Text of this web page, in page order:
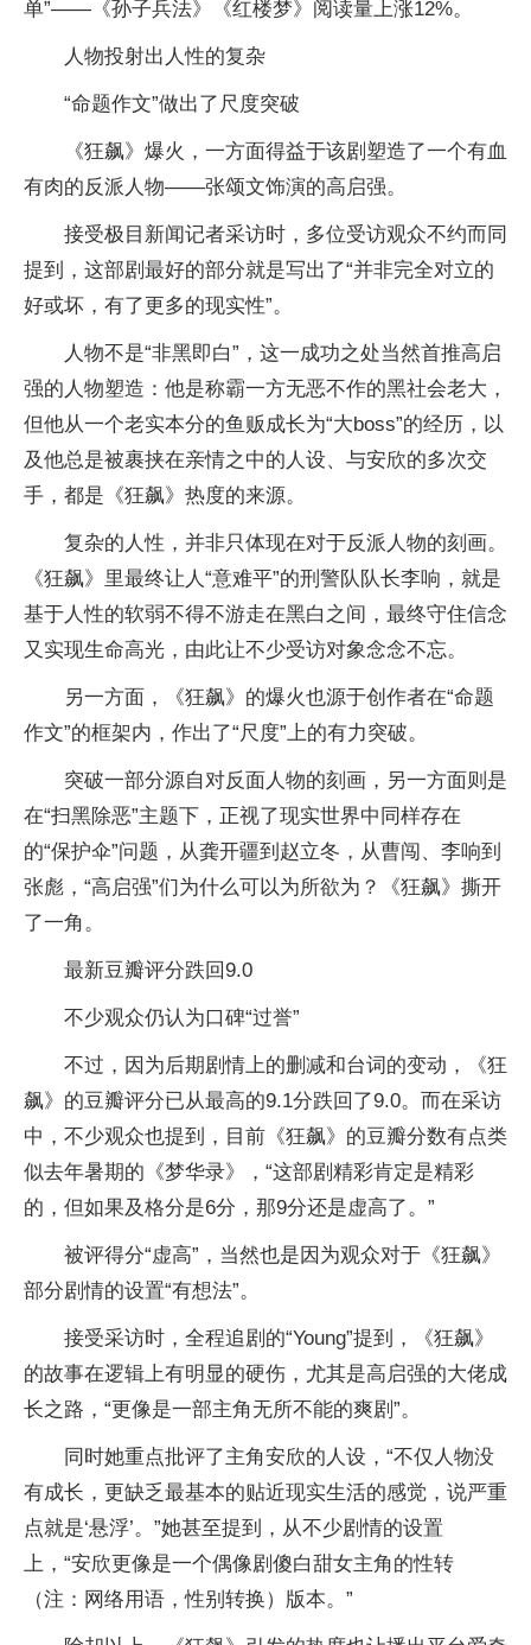
单”——《孙子兵法》《红楼梦》阅读量上涨12%。
人物投射出人性的复杂
“命题作文”做出了尺度突破
《狂飙》爆火，一方面得益于该剧塑造了一个有血
有肉的反派人物——张颂文饰演的高启强。
接受极目新闻记者采访时，多位受访观众不约而同
提到，这部剧最好的部分就是写出了“并非完全对立的
好或坏，有了更多的现实性”。
人物不是“非黑即白”，这一成功之处当然首推高启
强的人物塑造：他是称霸一方无恶不作的黑社会老大，
但他从一个老实本分的鱼贩成长为“大boss”的经历，以
及他总是被裹挟在亲情之中的人设、与安欣的多次交
手，都是《狂飙》热度的来源。
复杂的人性，并非只体现在对于反派人物的刻画。
《狂飙》里最终让人“意难平”的刑警队队长李响，就是
基于人性的软弱不得不游走在黑白之间，最终守住信念
又实现生命高光，由此让不少受访对象念念不忘。
另一方面，《狂飙》的爆火也源于创作者在“命题
作文”的框架内，作出了“尺度”上的有力突破。
突破一部分源自对反面人物的刻画，另一方面则是
在“扫黑除恶”主题下，正视了现实世界中同样存在
的“保护伞”问题，从龚开疆到赵立冬，从曹闯、李响到
张彪，“高启强”们为什么可以为所欲为？《狂飙》撕开
了一角。
最新豆瓣评分跌回9.0
不少观众仍认为口碑“过誉”
不过，因为后期剧情上的删减和台词的变动，《狂
飙》的豆瓣评分已从最高的9.1分跌回了9.0。而在采访
中，不少观众也提到，目前《狂飙》的豆瓣分数有点类
似去年暑期的《梦华录》，“这部剧精彩肯定是精彩
的，但如果及格分是6分，那9分还是虚高了。”
被评得分“虚高”，当然也是因为观众对于《狂飙》
部分剧情的设置“有想法”。
接受采访时，全程追剧的“Young”提到，《狂飙》
的故事在逻辑上有明显的硬伤，尤其是高启强的大佬成
长之路，“更像是一部主角无所不能的爽剧”。
同时她重点批评了主角安欣的人设，“不仅人物没
有成长，更缺乏最基本的贴近现实生活的感觉，说严重
点就是‘悬浮’。”她甚至提到，从不少剧情的设置
上，“安欣更像是一个偶像剧傻白甜女主角的性转
（注：网络用语，性别转换）版本。”